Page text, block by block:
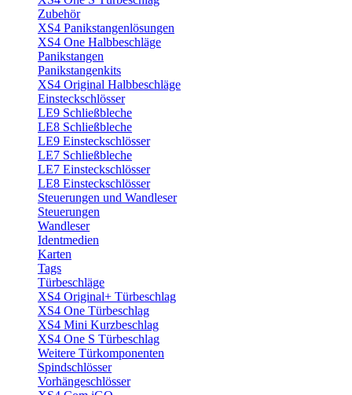
Zubehör
XS4 Panikstangenlösungen
XS4 One Halbbeschläge
Panikstangen
Panikstangenkits
XS4 Original Halbbeschläge
Einsteckschlösser
LE9 Schließbleche
LE8 Schließbleche
LE9 Einsteckschlösser
LE7 Schließbleche
LE7 Einsteckschlösser
LE8 Einsteckschlösser
Steuerungen und Wandleser
Steuerungen
Wandleser
Identmedien
Karten
Tags
Türbeschläge
XS4 Original+ Türbeschlag
XS4 One Türbeschlag
XS4 Mini Kurzbeschlag
XS4 One S Türbeschlag
Weitere Türkomponenten
Spindschlösser
Vorhängeschlösser